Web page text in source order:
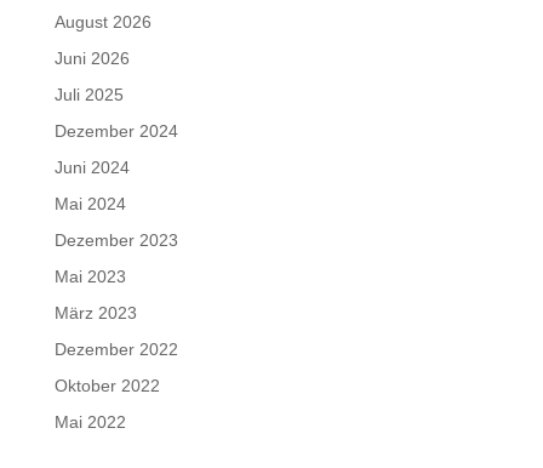
August 2026
Juni 2026
Juli 2025
Dezember 2024
Juni 2024
Mai 2024
Dezember 2023
Mai 2023
März 2023
Dezember 2022
Oktober 2022
Mai 2022